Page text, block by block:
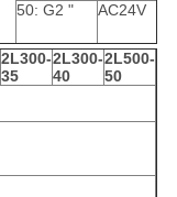
50: G2 " AC24V
2L300-
35
2L300-
40
2L500-
50